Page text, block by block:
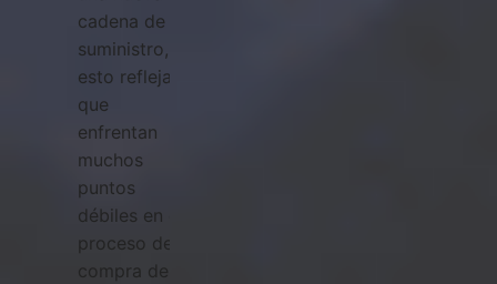
cadena de
suministro,
esto refleja
que
enfrentan
muchos
puntos
débiles en el
proceso de
compra de